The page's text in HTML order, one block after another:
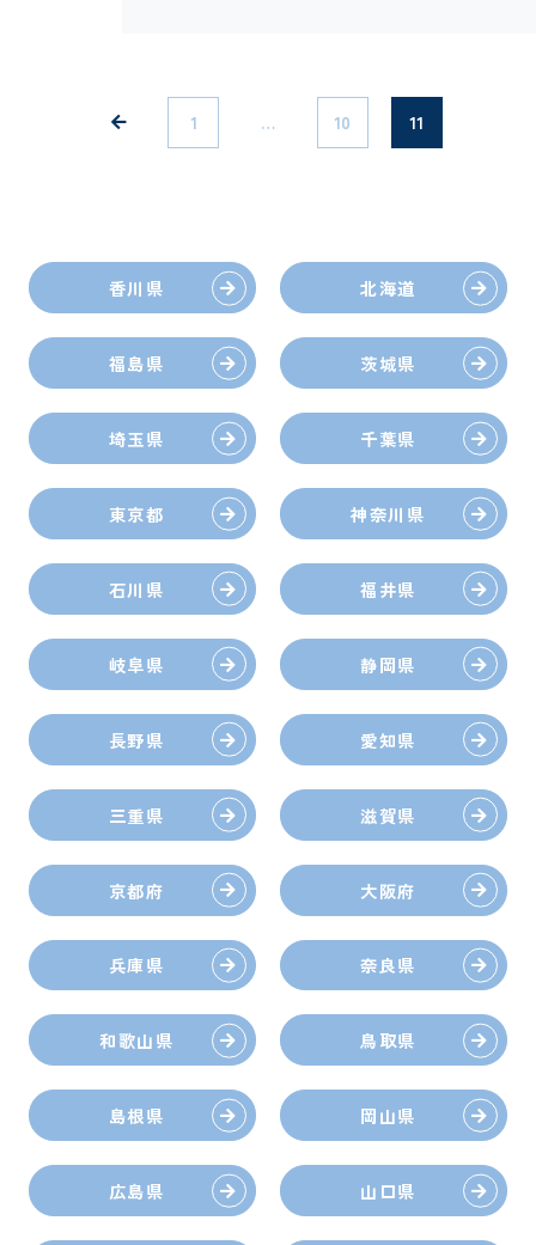
1 … 10 11
香川県 北海道
福島県 茨城県
埼玉県 千葉県
東京都 神奈川県
石川県 福井県
岐阜県 静岡県
長野県 愛知県
三重県 滋賀県
京都府 大阪府
兵庫県 奈良県
和歌山県 鳥取県
島根県 岡山県
広島県 山口県